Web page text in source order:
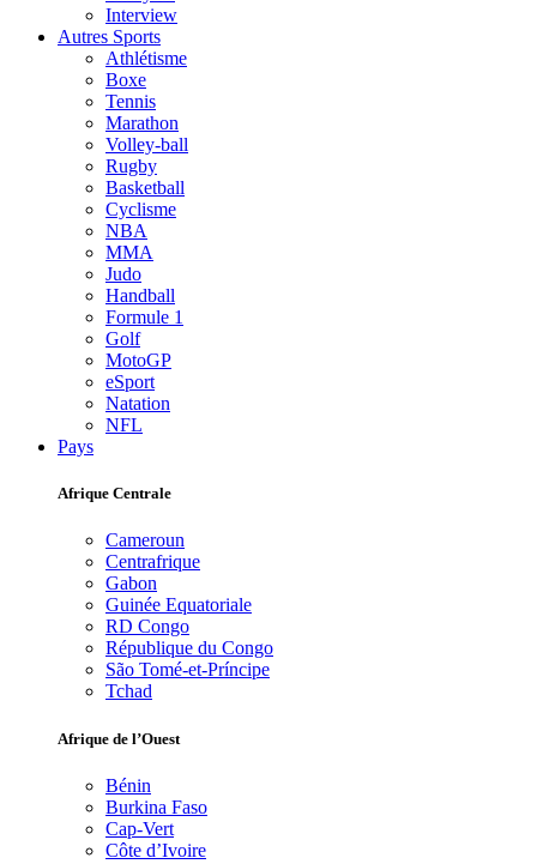
Interview
Autres Sports
Athlétisme
Boxe
Tennis
Marathon
Volley-ball
Rugby
Basketball
Cyclisme
NBA
MMA
Judo
Handball
Formule 1
Golf
MotoGP
eSport
Natation
NFL
Pays
Afrique Centrale
Cameroun
Centrafrique
Gabon
Guinée Equatoriale
RD Congo
République du Congo
São Tomé-et-Príncipe
Tchad
Afrique de l’Ouest
Bénin
Burkina Faso
Cap-Vert
Côte d’Ivoire